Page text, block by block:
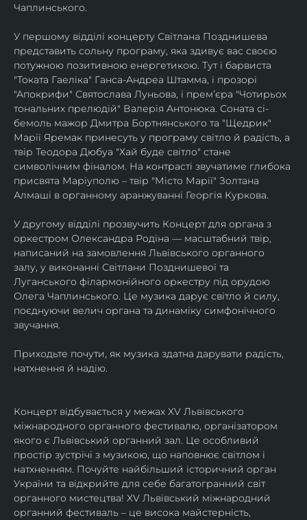
Чаплинського.
У першому відділі концерту Світлана Позднишева
представить сольну програму, яка здивує вас своєю
потужною позитивною енергетикою. Тут і барвиста
"Токата Гаеліка" Ганса-Андреа Штамма, і прозорі
"Апокрифи" Святослава Луньова, і премʼєра "Чотирьох
тональних прелюдій" Валерія Антонюка. Соната сі-
бемоль мажор Дмитра Бортнянського та "Щедрик"
Марії Яремак принесуть у програму світло й радість, а
твір Теодора Дюбуа "Хай буде світло" стане
символічним фіналом. На контрасті звучатиме глибока
присвята Маріуполю – твір "Місто Марії" Золтана
Алмаші в органному аранжуванні Георгія Куркова.
У другому відділі прозвучить Концерт для органа з
оркестром Олександра Родіна — масштабний твір,
написаний на замовлення Львівського органного
залу, у виконанні Світлани Позднишевої та
Луганського філармонійного оркестру під орудою
Олега Чаплинського. Це музика дарує світло й силу,
поєднуючи велич органа та динаміку симфонічного
звучання.
Приходьте почути, як музика здатна дарувати радість,
натхнення й надію.
Концерт відбувається у межах XV Львівського
міжнародного органного фестивалю, організатором
якого є Львівський органний зал. Це особливий
простір зустрічі з музикою, що наповнює світлом і
натхненням. Почуйте найбільший історичний орган
України та відкрийте для себе багатогранний світ
органного мистецтва! XV Львівський міжнародний
органний фестиваль – це висока майстерність,